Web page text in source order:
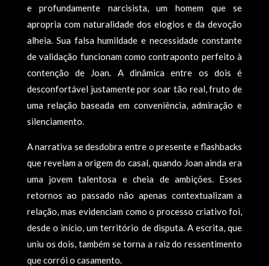
e profundamente narcisista, um homem que se
apropria com naturalidade dos elogios e da devoção
alheia. Sua falsa humildade e necessidade constante
de validação funcionam como contraponto perfeito à
contenção de Joan. A dinâmica entre os dois é
desconfortável justamente por soar tão real, fruto de
uma relação baseada em conveniência, admiração e
silenciamento.
A narrativa se desdobra entre o presente e flashbacks
que revelam a origem do casal, quando Joan ainda era
uma jovem talentosa e cheia de ambições. Esses
retornos ao passado não apenas contextualizam a
relação, mas evidenciam como o processo criativo foi,
desde o início, um território de disputa. A escrita, que
uniu os dois, também se torna a raiz do ressentimento
que corrói o casamento.